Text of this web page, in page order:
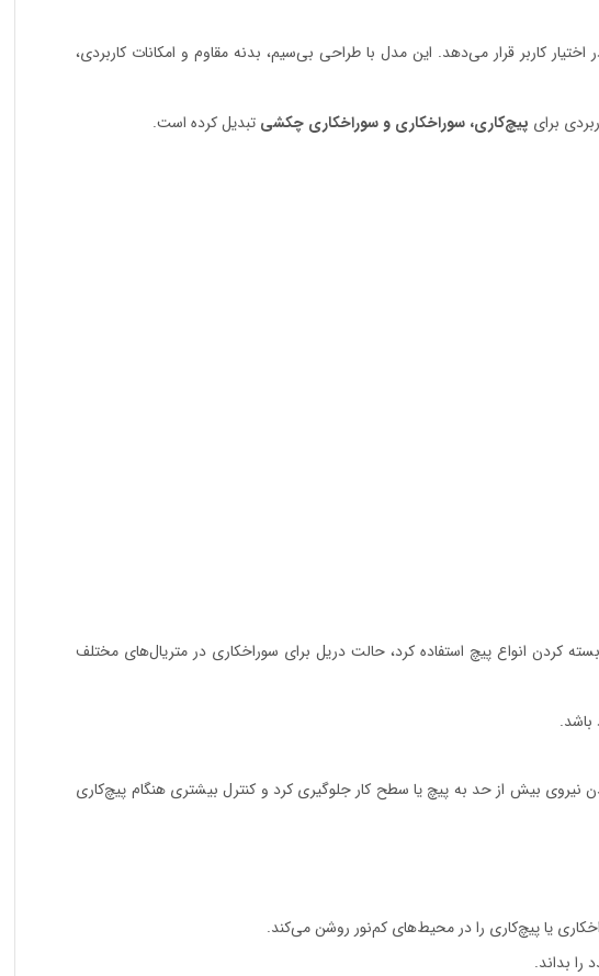
کاربر قرار می‌دهد. این مدل با طراحی بی‌سیم، بدنه مقاوم و امکانات کاربردی،
پیچ‌کاری، سوراخکاری و سوراخکاری چکشی تبدیل کرده است.
برای باز و بسته کردن انواع پیچ استفاده کرد، حالت دریل برای سوراخکاری در متریال‌های مختلف
باشد.
شدن نیروی بیش از حد به پیچ یا سطح کار جلوگیری کرد و کنترل بیشتری هنگام پیچ‌کاری
را بداند.